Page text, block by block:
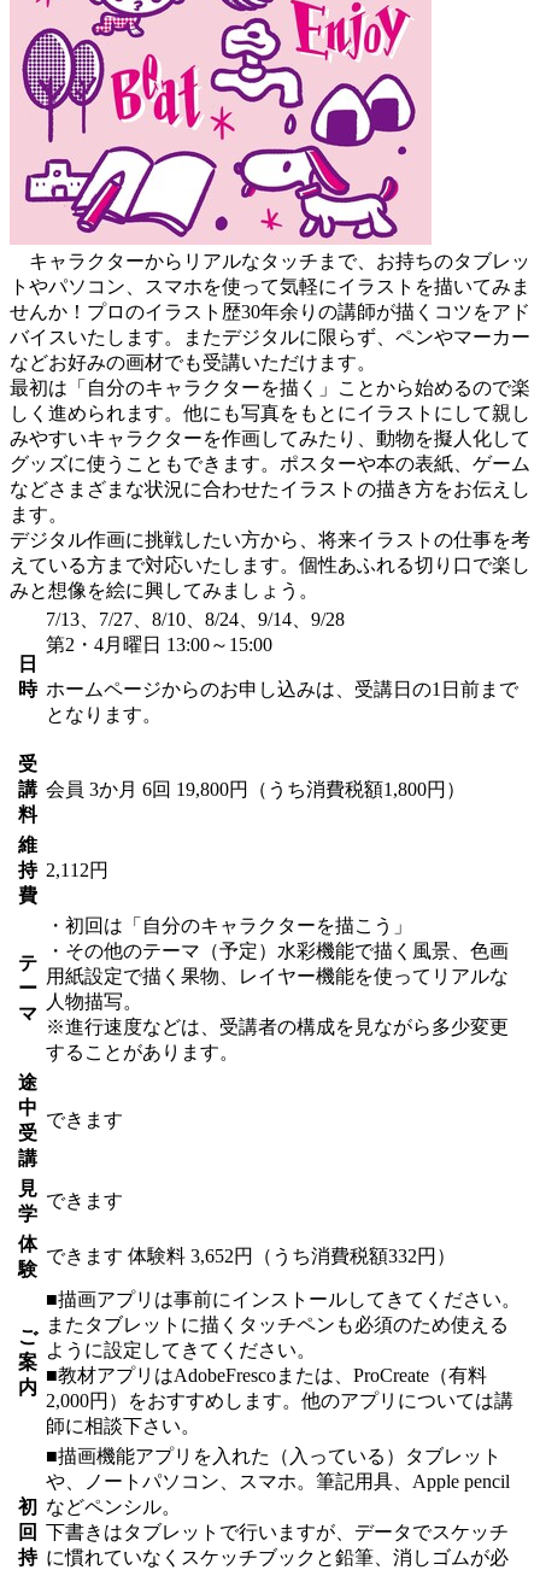
キャラクターからリアルなタッチまで、お持ちのタブレッ
トやパソコン、スマホを使って気軽にイラストを描いてみま
せんか！プロのイラスト歴30年余りの講師が描くコツをアド
バイスいたします。またデジタルに限らず、ペンやマーカー
などお好みの画材でも受講いただけます。
最初は「自分のキャラクターを描く」ことから始めるので楽
しく進められます。他にも写真をもとにイラストにして親し
みやすいキャラクターを作画してみたり、動物を擬人化して
グッズに使うこともできます。ポスターや本の表紙、ゲーム
などさまざまな状況に合わせたイラストの描き方をお伝えし
ます。
デジタル作画に挑戦したい方から、将来イラストの仕事を考
えている方まで対応いたします。個性あふれる切り口で楽し
みと想像を絵に興してみましょう。
日
時
7/13、7/27、8/10、8/24、9/14、9/28
第2・4月曜日 13:00～15:00
ホームページからのお申し込みは、受講日の1日前まで
となります。
受
講
料
会員 3か月 6回 19,800円（うち消費税額1,800円）
維
持
費
2,112円
テ
ー
マ
・初回は「自分のキャラクターを描こう」
・その他のテーマ（予定）水彩機能で描く風景、色画
用紙設定で描く果物、レイヤー機能を使ってリアルな
人物描写。
※進行速度などは、受講者の構成を見ながら多少変更
することがあります。
途
中
受
講
できます
見
学
できます
体
験
できます 体験料 3,652円（うち消費税額332円）
ご
案
内
■描画アプリは事前にインストールしてきてください。
またタブレットに描くタッチペンも必須のため使える
ように設定してきてください。
■教材アプリはAdobeFrescoまたは、ProCreate（有料
2,000円）をおすすめします。他のアプリについては講
師に相談下さい。
初
回
持
■描画機能アプリを入れた（入っている）タブレット
や、ノートパソコン、スマホ。筆記用具、Apple pencil
などペンシル。
下書きはタブレットで行いますが、データでスケッチ
に慣れていなくスケッチブックと鉛筆、消しゴムが必